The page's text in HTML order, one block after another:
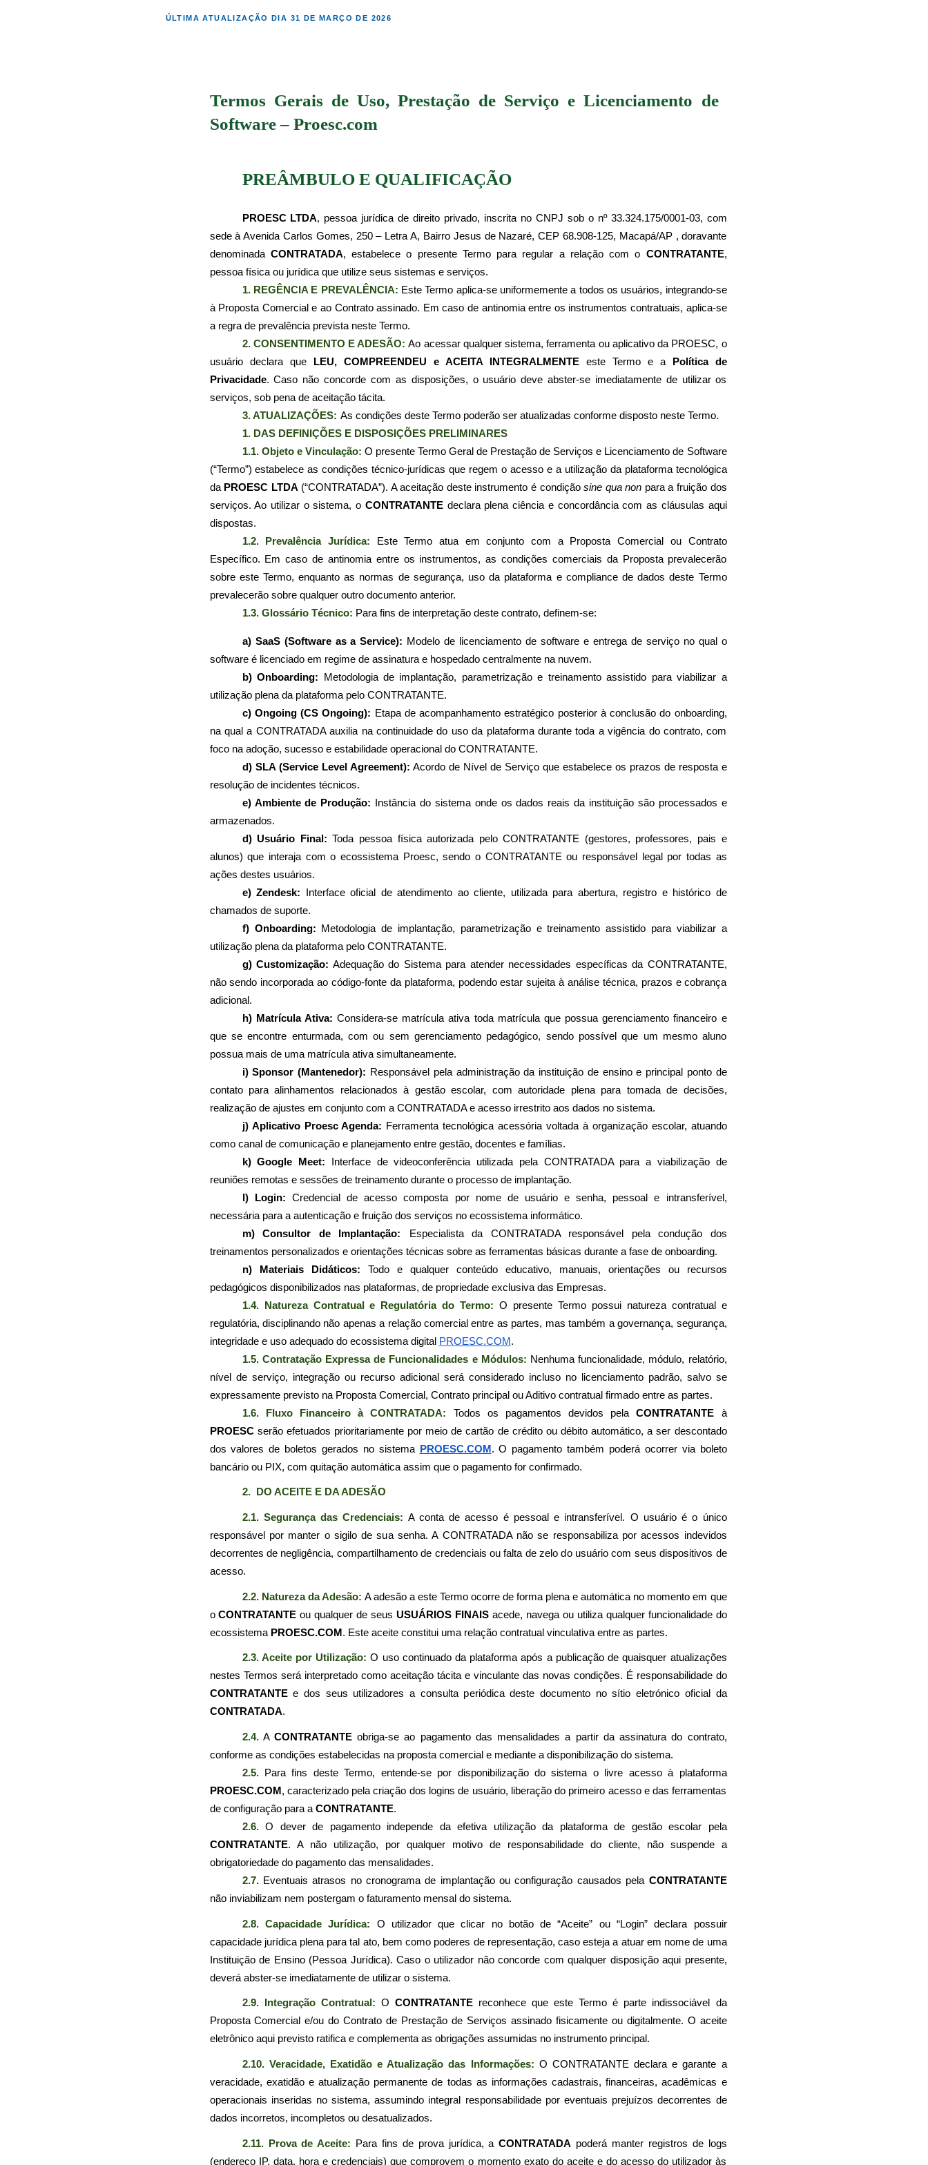
ÚLTIMA ATUALIZAÇÃO DIA 31 DE MARÇO DE 2026
Termos Gerais de Uso, Prestação de Serviço e Licenciamento de
Software – Proesc.com
PREÂMBULO E QUALIFICAÇÃO
PROESC LTDA, pessoa jurídica de direito privado, inscrita no CNPJ sob o nº 33.324.175/0001-03, com
sede à Avenida Carlos Gomes, 250 – Letra A, Bairro Jesus de Nazaré, CEP 68.908-125, Macapá/AP , doravante
denominada CONTRATADA, estabelece o presente Termo para regular a relação com o CONTRATANTE,
pessoa física ou jurídica que utilize seus sistemas e serviços.
1. REGÊNCIA E PREVALÊNCIA: Este Termo aplica-se uniformemente a todos os usuários, integrando-se
à Proposta Comercial e ao Contrato assinado. Em caso de antinomia entre os instrumentos contratuais, aplica-se
a regra de prevalência prevista neste Termo.
2. CONSENTIMENTO E ADESÃO: Ao acessar qualquer sistema, ferramenta ou aplicativo da PROESC, o
usuário declara que
LEU, COMPREENDEU e ACEITA INTEGRALMENTE este Termo e a
Política de
Privacidade. Caso não concorde com as disposições, o usuário deve abster-se imediatamente de utilizar os
serviços, sob pena de aceitação tácita.
3. ATUALIZAÇÕES: As condições deste Termo poderão ser atualizadas conforme disposto neste Termo.
1. DAS DEFINIÇÕES E DISPOSIÇÕES PRELIMINARES
1.1. Objeto e Vinculação: O presente Termo Geral de Prestação de Serviços e Licenciamento de Software
(“Termo”) estabelece as condições técnico-jurídicas que regem o acesso e a utilização da plataforma tecnológica
da PROESC LTDA (“CONTRATADA”). A aceitação deste instrumento é condição sine qua non para a fruição dos
serviços. Ao utilizar o sistema, o CONTRATANTE declara plena ciência e concordância com as cláusulas aqui
dispostas.
1.2. Prevalência Jurídica:
Este Termo atua em conjunto com a Proposta Comercial ou Contrato
Específico. Em caso de antinomia entre os instrumentos, as condições comerciais da Proposta prevalecerão
sobre este Termo, enquanto as normas de segurança, uso da plataforma e compliance de dados deste Termo
prevalecerão sobre qualquer outro documento anterior.
1.3. Glossário Técnico: Para fins de interpretação deste contrato, definem-se:
a) SaaS (Software as a Service): Modelo de licenciamento de software e entrega de serviço no qual o
software é licenciado em regime de assinatura e hospedado centralmente na nuvem.
b) Onboarding: Metodologia de implantação, parametrização e treinamento assistido para viabilizar a
utilização plena da plataforma pelo CONTRATANTE.
c) Ongoing (CS Ongoing): Etapa de acompanhamento estratégico posterior à conclusão do onboarding,
na qual a CONTRATADA auxilia na continuidade do uso da plataforma durante toda a vigência do contrato, com
foco na adoção, sucesso e estabilidade operacional do CONTRATANTE.
d) SLA (Service Level Agreement): Acordo de Nível de Serviço que estabelece os prazos de resposta e
resolução de incidentes técnicos.
e) Ambiente de Produção: Instância do sistema onde os dados reais da instituição são processados e
armazenados.
d) Usuário Final: Toda pessoa física autorizada pelo CONTRATANTE (gestores, professores, pais e
alunos) que interaja com o ecossistema Proesc, sendo o CONTRATANTE ou responsável legal por todas as
ações destes usuários.
e) Zendesk: Interface oficial de atendimento ao cliente, utilizada para abertura, registro e histórico de
chamados de suporte.
f) Onboarding:
Metodologia de implantação, parametrização e treinamento assistido para viabilizar a
utilização plena da plataforma pelo CONTRATANTE.
g) Customização: Adequação do Sistema para atender necessidades específicas da CONTRATANTE,
não sendo incorporada ao código-fonte da plataforma, podendo estar sujeita à análise técnica, prazos e cobrança
adicional.
h) Matrícula Ativa: Considera-se matrícula ativa toda matrícula que possua gerenciamento financeiro e
que se encontre enturmada, com ou sem gerenciamento pedagógico, sendo possível que um mesmo aluno
possua mais de uma matrícula ativa simultaneamente.
i) Sponsor (Mantenedor): Responsável pela administração da instituição de ensino e principal ponto de
contato para alinhamentos relacionados à gestão escolar, com autoridade plena para tomada de decisões,
realização de ajustes em conjunto com a CONTRATADA e acesso irrestrito aos dados no sistema.
j) Aplicativo Proesc Agenda: Ferramenta tecnológica acessória voltada à organização escolar, atuando
como canal de comunicação e planejamento entre gestão, docentes e famílias.
k) Google Meet: Interface de videoconferência utilizada pela CONTRATADA para a viabilização de
reuniões remotas e sessões de treinamento durante o processo de implantação.
l) Login: Credencial de acesso composta por nome de usuário e senha, pessoal e intransferível,
necessária para a autenticação e fruição dos serviços no ecossistema informático.
m) Consultor de Implantação:
Especialista da CONTRATADA responsável pela condução dos
treinamentos personalizados e orientações técnicas sobre as ferramentas básicas durante a fase de onboarding.
n) Materiais Didáticos: Todo e qualquer conteúdo educativo, manuais, orientações ou recursos
pedagógicos disponibilizados nas plataformas, de propriedade exclusiva das Empresas.
1.4. Natureza Contratual e Regulatória do Termo: O presente Termo possui natureza contratual e
regulatória, disciplinando não apenas a relação comercial entre as partes, mas também a governança, segurança,
integridade e uso adequado do ecossistema digital PROESC.COM .
1.5. Contratação Expressa de Funcionalidades e Módulos: Nenhuma funcionalidade, módulo, relatório,
nível de serviço, integração ou recurso adicional será considerado incluso no licenciamento padrão, salvo se
expressamente previsto na Proposta Comercial, Contrato principal ou Aditivo contratual firmado entre as partes.
1.6. Fluxo Financeiro à CONTRATADA: Todos os pagamentos devidos pela CONTRATANTE
à
PROESC serão efetuados prioritariamente por meio de cartão de crédito ou débito automático, a ser descontado
dos valores de boletos gerados no sistema
PROESC.COM . O pagamento também poderá ocorrer via boleto
bancário ou PIX, com quitação automática assim que o pagamento for confirmado.
2.  DO ACEITE E DA ADESÃO
2.1. Segurança das Credenciais: A conta de acesso é pessoal e intransferível. O usuário é o único
responsável por manter o sigilo de sua senha. A CONTRATADA não se responsabiliza por acessos indevidos
decorrentes de negligência, compartilhamento de credenciais ou falta de zelo do usuário com seus dispositivos de
acesso.
2.2. Natureza da Adesão: A adesão a este Termo ocorre de forma plena e automática no momento em que
o CONTRATANTE ou qualquer de seus USUÁRIOS FINAIS acede, navega ou utiliza qualquer funcionalidade do
ecossistema PROESC.COM . Este aceite constitui uma relação contratual vinculativa entre as partes.
2.3. Aceite por Utilização: O uso continuado da plataforma após a publicação de quaisquer atualizações
nestes Termos será interpretado como aceitação tácita e vinculante das novas condições. É responsabilidade do
CONTRATANTE
e dos seus utilizadores a consulta periódica deste documento no sítio eletrónico oficial da
CONTRATADA.
2.4. A CONTRATANTE obriga-se ao pagamento das mensalidades a partir da assinatura do contrato,
conforme as condições estabelecidas na proposta comercial e mediante a disponibilização do sistema.
2.5.
Para fins deste Termo, entende-se por disponibilização do sistema o livre acesso à plataforma
PROESC.COM , caracterizado pela criação dos logins de usuário, liberação do primeiro acesso e das ferramentas
de configuração para a CONTRATANTE.
2.6.
O dever de pagamento independe da efetiva utilização da plataforma de gestão escolar pela
CONTRATANTE. A não utilização, por qualquer motivo de responsabilidade do cliente, não suspende a
obrigatoriedade do pagamento das mensalidades.
2.7. Eventuais atrasos no cronograma de implantação ou configuração causados pela
CONTRATANTE
não inviabilizam nem postergam o faturamento mensal do sistema.
2.8. Capacidade Jurídica: O utilizador que clicar no botão de “Aceite” ou “Login” declara possuir
capacidade jurídica plena para tal ato, bem como poderes de representação, caso esteja a atuar em nome de uma
Instituição de Ensino (Pessoa Jurídica). Caso o utilizador não concorde com qualquer disposição aqui presente,
deverá abster-se imediatamente de utilizar o sistema.
2.9. Integração Contratual: O CONTRATANTE reconhece que este Termo é parte indissociável da
Proposta Comercial e/ou do Contrato de Prestação de Serviços assinado fisicamente ou digitalmente. O aceite
eletrônico aqui previsto ratifica e complementa as obrigações assumidas no instrumento principal.
2.10. Veracidade, Exatidão e Atualização das Informações: O CONTRATANTE declara e garante a
veracidade, exatidão e atualização permanente de todas as informações cadastrais, financeiras, acadêmicas e
operacionais inseridas no sistema, assumindo integral responsabilidade por eventuais prejuízos decorrentes de
dados incorretos, incompletos ou desatualizados.
2.11. Prova de Aceite: Para fins de prova jurídica, a CONTRATADA poderá manter registros de logs
(endereço IP, data, hora e credenciais) que comprovem o momento exato do aceite e do acesso do utilizador às